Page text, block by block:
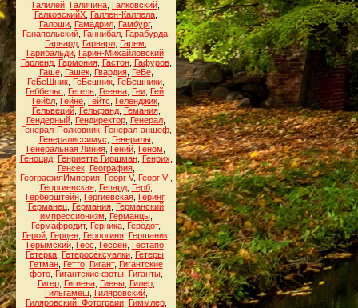
Галилей Галичина Галковский
ГалковскийХ Галлен-Каллела
Галоши Гамадрил Гамбург,
Ганапольский, Ганнибал, Гарабурда,
Гарвард Гарварл Гарем
Гарибальди, Гарин-Михайловский,
Гарленд, Гармония, Гастон, Гафуров,
Гаше, Гашек, Гвардия, ГеБе,
ГеБеШник ГеБешник ГеБешники
Геббельс
Гегель Геенна Геи Гей
Гейбл Гейне Гейтс Геленджик
Гельвеций, Гельфанд, Гемания,
Гендерный Гендиректор Генерал
Генерал-Полковник, Генерал-аншеф,
Генералиссимус
Генералы,
Генеральная Линия Гений Геном
Геноцид, Генриетта Гиршман, Генрих
Генсек, География,
ГеографияИмперия, Георг V, Георг VI
Георгиевская, Гепард, Герб,
Герберштейн Гергиевская Геринг,
Германец Германия Германский
импрессионизм
Германцы,
Гермафродит, Герника Геродот,
Герой, Герцен, Герцогиня, Гершаник,
Герымский, Гесс Гессен, Гестапо,
Гетерка Гетеросексуалки Гетеры
Гетман, Гетто, Гигант, Гигантские
фото, Гигантские фоты, Гиганты,
Гигер, Гигиена, Гиены, Гилер,
Гильгамеш
Гиляровский,
Гиляровский. Фотограии, Гиммлер,